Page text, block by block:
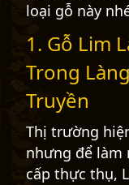
loại gỗ này
1. Gỗ Lim
Trong
Truyền
Thị trường
nhưng để làm
cấp thực thụ,